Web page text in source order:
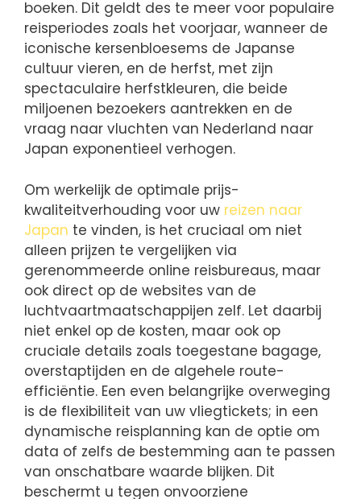
boeken. Dit geldt des te meer voor populaire
reisperiodes zoals het voorjaar, wanneer de
iconische kersenbloesems de Japanse
cultuur vieren, en de herfst, met zijn
spectaculaire herfstkleuren, die beide
miljoenen bezoekers aantrekken en de
vraag naar vluchten van Nederland naar
Japan exponentieel verhogen.
Om werkelijk de optimale prijs-
kwaliteitverhouding voor uw reizen naar
Japan te vinden, is het cruciaal om niet
alleen prijzen te vergelijken via
gerenommeerde online reisbureaus, maar
ook direct op de websites van de
luchtvaartmaatschappijen zelf. Let daarbij
niet enkel op de kosten, maar ook op
cruciale details zoals toegestane bagage,
overstaptijden en de algehele route-
efficiëntie. Een even belangrijke overweging
is de flexibiliteit van uw vliegtickets; in een
dynamische reisplanning kan de optie om
data of zelfs de bestemming aan te passen
van onschatbare waarde blijken. Dit
beschermt u tegen onvoorziene